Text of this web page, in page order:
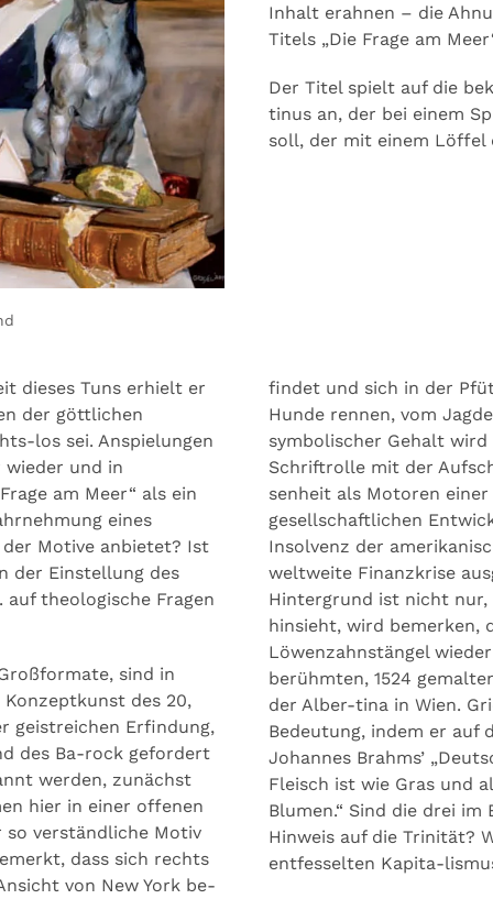
Inhalt erahnen – die
Titels „Die Frage am
Der Titel spielt auf die
tinus an, der bei einem
soll, der mit einem Löffel
dieses Tuns erhielt er
der göttlichen
los sei. Anspielungen
wieder und in
am Meer“ als ein
eines
der Motive anbietet? Ist
der Einstellung des
theologische Fragen
sind in
des 20,
geistreichen Erfindung,
des Ba-rock gefordert
werden, zunächst
hier in einer offenen
so verständliche Motiv
dass sich rechts
von New York be-
findet und sich in der
Hunde rennen, vom
symbolischer Gehalt
Schriftrolle mit der
senheit als Motoren
gesellschaftlichen
Insolvenz der
weltweite Finanzkrise
Hintergrund ist nicht nur,
hinsieht, wird bemerken,
Löwenzahnstängel
berühmten, 1524
der Alber-tina in Wien.
Bedeutung, indem er auf
Johannes Brahms’
Fleisch ist wie Gras und
Blumen.“ Sind die drei
Hinweis auf die Trinität?
entfesselten Kapita-